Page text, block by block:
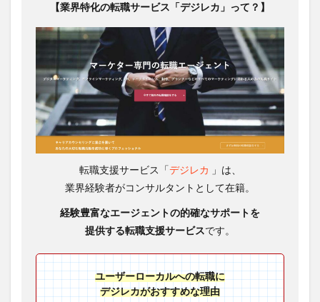
【業界特化の転職サービス「デジレカ」って？】
転職支援サービス「デジレカ 」は、
業界経験者がコンサルタントとして在籍。
経験豊富なエージェントの的確なサポートを
提供する転職支援サービスです。
ユーザーローカルへの転職に
デジレカがおすすめな理由